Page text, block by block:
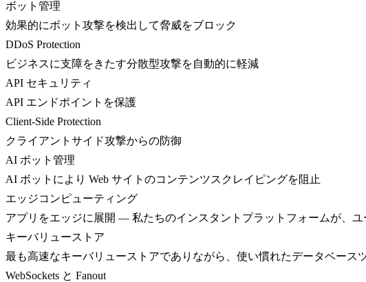
ボット管理
効果的にボット攻撃を検出して脅威をブロック
DDoS Protection
ビジネスに支障をきたす分散型攻撃を自動的に軽減
API セキュリティ
API エンドポイントを保護
Client-Side Protection
クライアントサイド攻撃からの防御
AI ボット管理
AI ボットにより Web サイトのコンテンツスクレイピングを阻止
エッジコンピューティング
アプリをエッジに展開 — 私たちのインスタントプラットフォームが、
キーバリューストア
最も高速なキーバリューストアでありながら、使い慣れたデータベース
WebSockets と Fanout